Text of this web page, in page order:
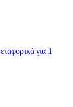
για 1